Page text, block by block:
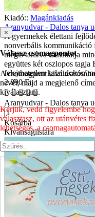
Kiadó:: Magánkiadás
Aranyudvar - Dalos tanya
A gyermekek élettani
nonverbális kommunikáció
mégis tanítva mulattatja
együttes két oszlopos
felejthetetlen kalandokon
2 890 Ft
Aranyudvar - Dalos tanya
Kosárba
Kívánságlistára
×
Válassz csomagpontot
A csomagpont
nevét, majd a megjelenő
kiválasztani.
Kérjük, vedd figyelembe
választasz, ott az utánvétes
lehetséges, a